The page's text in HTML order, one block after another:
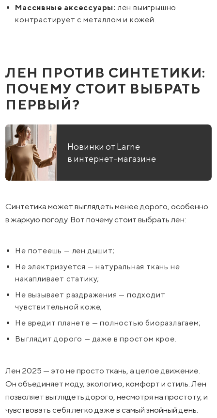
Массивные аксессуары: лен выигрышно
контрастирует с металлом и кожей.
ЛЕН ПРОТИВ СИНТЕТИКИ:
ПОЧЕМУ СТОИТ ВЫБРАТЬ
ПЕРВЫЙ?
Новинки от Larne
в интернет-магазине
Синтетика может выглядеть менее дорого, особенно
в жаркую погоду. Вот почему стоит выбрать лен:
Не потеешь — лен дышит;
Не электризуется — натуральная ткань не
накапливает статику;
Не вызывает раздражения — подходит
чувствительной коже;
Не вредит планете — полностью биоразлагаем;
Выглядит дорого — даже в простом крое.
Лен 2025 — это не просто ткань, а целое движение.
Он объединяет моду, экологию, комфорт и стиль. Лен
позволяет выглядеть дорого, несмотря на простоту, и
чувствовать себя легко даже в самый знойный день.